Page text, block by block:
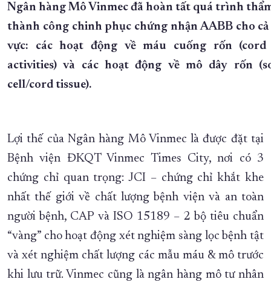
Ngân hàng Mô Vinmec đã hoàn tất quá trình
thành công chinh phục chứng nhận AABB cho
vực: các hoạt động về máu cuống rốn (cord
activities) và các hoạt động về mô dây rốn
cell/cord tissue).
Lợi thế của Ngân hàng Mô Vinmec là được đặt tại
Bệnh viện ĐKQT Vinmec Times City, nơi có 3
chứng chỉ quan trọng: JCI – chứng chỉ khắt khe
nhất thế giới về chất lượng bệnh viện và an toàn
người bệnh, CAP và ISO 15189 – 2 bộ tiêu chuẩn
“vàng” cho hoạt động xét nghiệm sàng lọc bệnh tật
và xét nghiệm chất lượng các mẫu máu & mô trước
khi lưu trữ. Vinmec cũng là ngân hàng mô tư nhân